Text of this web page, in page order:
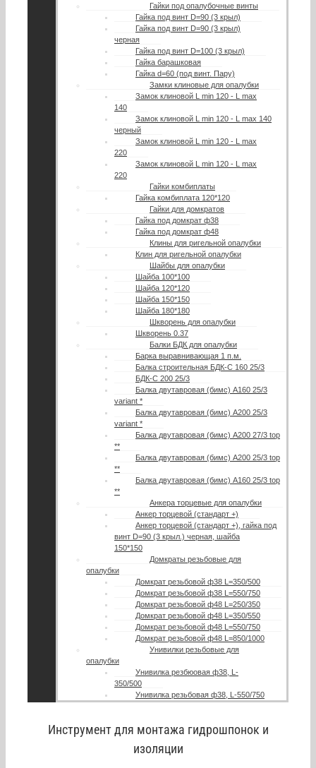
Гайки под опалубочные винты
Гайка под винт D=90 (3 крыл)
Гайка под винт D=90 (3 крыл)
черная
Гайка под винт D=100 (3 крыл)
Гайка барашковая
Гайка d=60 (под винт. Пару)
Замки клиновые для опалубки
Замок клиновой L min 120 - L max
140
Замок клиновой L min 120 - L max 140
черный
Замок клиновой L min 120 - L max
220
Замок клиновой L min 120 - L max
220
Гайки комбиплаты
Гайка комбиплата 120*120
Гайки для домкратов
Гайка под домкрат ф38
Гайка под домкрат ф48
Клины для ригельной опалубки
Клин для ригельной опалубки
Шайбы для опалубки
Шайба 100*100
Шайба 120*120
Шайба 150*150
Шайба 180*180
Шкворень для опалубки
Шкворень 0.37
Балки БДК для опалубки
Барка выравнивающая 1 п.м.
Балка строительная БДК-С 160 25/3
БДК-С 200 25/3
Балка двутавровая (бимс) А160 25/3
variant *
Балка двутавровая (бимс) А200 25/3
variant *
Балка двутавровая (бимс) А200 27/3 top
**
Балка двутавровая (бимс) A200 25/3 top
**
Балка двутавровая (бимс) A160 25/3 top
**
Анкера торцевые для опалубки
Анкер торцевой (стандарт +)
Анкер торцевой (стандарт +), гайка под
винт D=90 (3 крыл.) черная, шайба
150*150
Домкраты резьбовые для
опалубки
Домкрат резьбовой ф38 L=350/500
Домкрат резьбовой ф38 L=550/750
Домкрат резьбовой ф48 L=250/350
Домкрат резьбовой ф48 L=350/550
Домкрат резьбовой ф48 L=550/750
Домкрат резьбовой ф48 L=850/1000
Унивилки резьбовые для
опалубки
Унивилка резбюовая ф38, L-
350/500
Унивилка резьбовая ф38, L-550/750
Инструмент для монтажа гидрошпонок и
изоляции